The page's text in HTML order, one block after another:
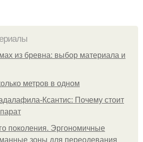
из бревна: выбор материала и
метров в одном
Ксантис: Почему стоит
поколения. Эргономичные
зоны для переодевания